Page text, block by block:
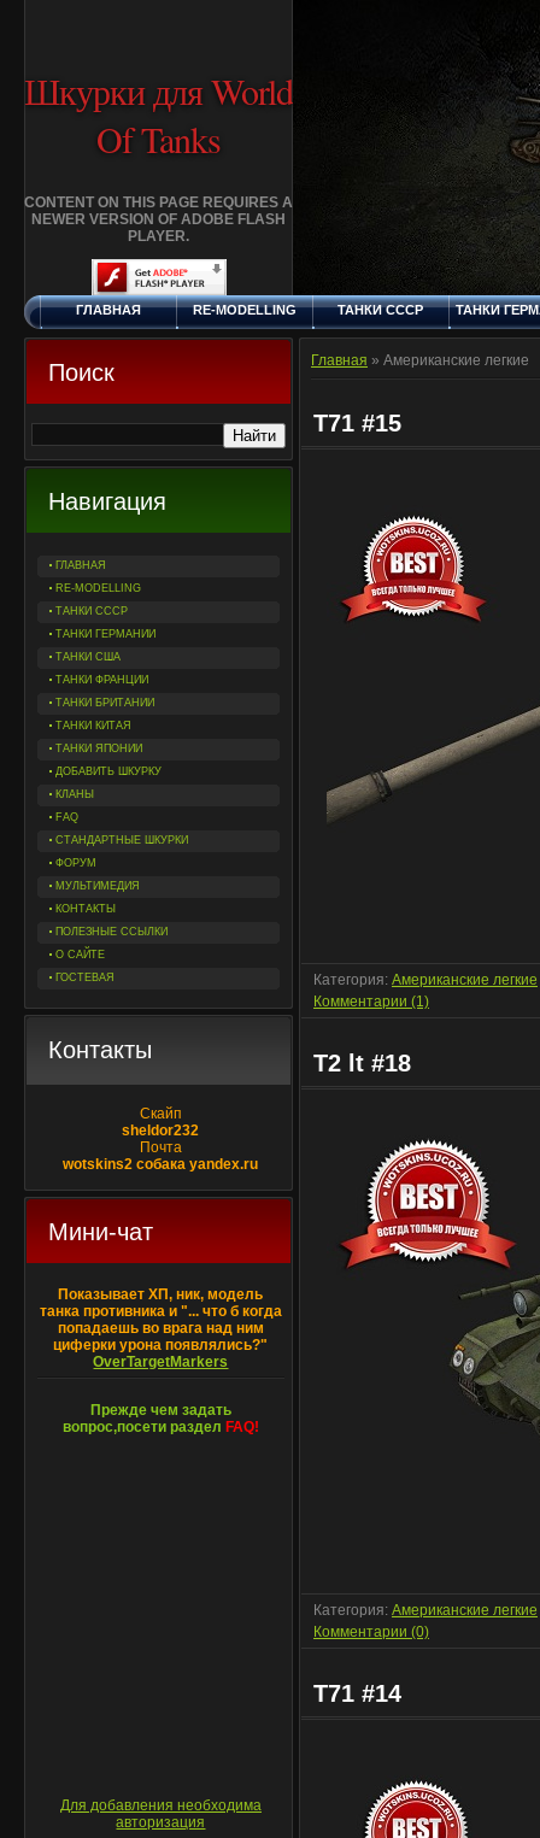
Шкурки для World
Of Tanks
CONTENT ON THIS PAGE REQUIRES A
NEWER VERSION OF ADOBE FLASH
PLAYER.
СУББОТА, 8.8.2026
ГЛАВНАЯ RE-MODELLING ТАНКИ СССР ТАНКИ
ДОБАВИТЬ
КЛАНЫ FAQ
Поиск
Навигация
ГЛАВНАЯ
RE-MODELLING
ТАНКИ СССР
ТАНКИ ГЕРМАНИИ
ТАНКИ США
ТАНКИ ФРАНЦИИ
ТАНКИ БРИТАНИИ
ТАНКИ КИТАЯ
ТАНКИ ЯПОНИИ
ДОБАВИТЬ ШКУРКУ
КЛАНЫ
FAQ
СТАНДАРТНЫЕ ШКУРКИ
ФОРУМ
МУЛЬТИМЕДИЯ
КОНТАКТЫ
ПОЛЕЗНЫЕ ССЫЛКИ
О САЙТЕ
ГОСТЕВАЯ
Контакты
Скайп
sheldor232
Почта
wotskins2 собака yandex.ru
Мини-чат
Показывает ХП, ник, модель
танка противника и "... что б когда
попадаешь во врага над ним
циферки урона появлялись?"
OverTargetMarkers
Прежде чем задать
вопрос,посети раздел FAQ!
Для добавления необходима
авторизация
Главная » Американские легкие
T71 #15
Категория: Американские легкие
Комментарии (1)
T2 lt #18
Категория: Американские легкие
Комментарии (0)
T71 #14